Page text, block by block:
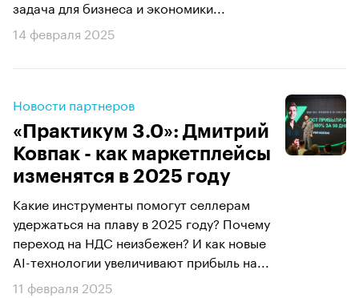
задача для бизнеса и экономики...
14 февраля 2025
Новости партнеров
«Практикум 3.0»: Дмитрий
Ковпак - как маркетплейсы
изменятся в 2025 году
Какие инструменты помогут селлерам
удержаться на плаву в 2025 году? Почему
переход на НДС неизбежен? И как новые
AI-технологии увеличивают прибыль на...
11 февраля 2025